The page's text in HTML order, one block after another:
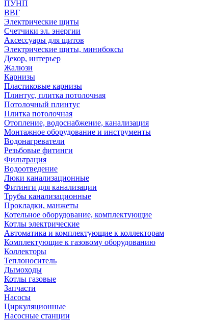
ПУНП
ВВГ
Электрические щиты
Счетчики эл. энергии
Аксессуары для щитов
Электрические щиты, минибоксы
Декор, интерьер
Жалюзи
Карнизы
Пластиковые карнизы
Плинтус, плитка потолочная
Потолочный плинтус
Плитка потолочная
Отопление, водоснабжение, канализация
Монтажное оборудование и инструменты
Водонагреватели
Резьбовые фитинги
Фильтрация
Водоотведение
Люки канализационные
Фитинги для канализации
Трубы канализационные
Прокладки, манжеты
Котельное оборудование, комплектующие
Котлы электрические
Автоматика и комплектующие к коллекторам
Комплектующие к газовому оборудованию
Коллекторы
Теплоноситель
Дымоходы
Котлы газовые
Запчасти
Насосы
Циркуляционные
Насосные станции